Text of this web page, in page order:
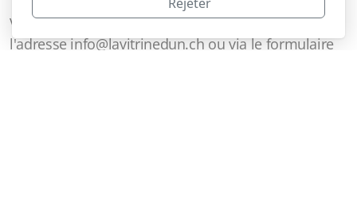
Vous pouvez nous joindre de préférence par mail à
l'adresse info@lavitrinedun.ch ou via le formulaire